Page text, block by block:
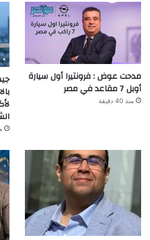
مدحت عوض : فرونتيرا أول سيارة
أوبل 7 مقاعد في مصر
منذ 40 دقيقة